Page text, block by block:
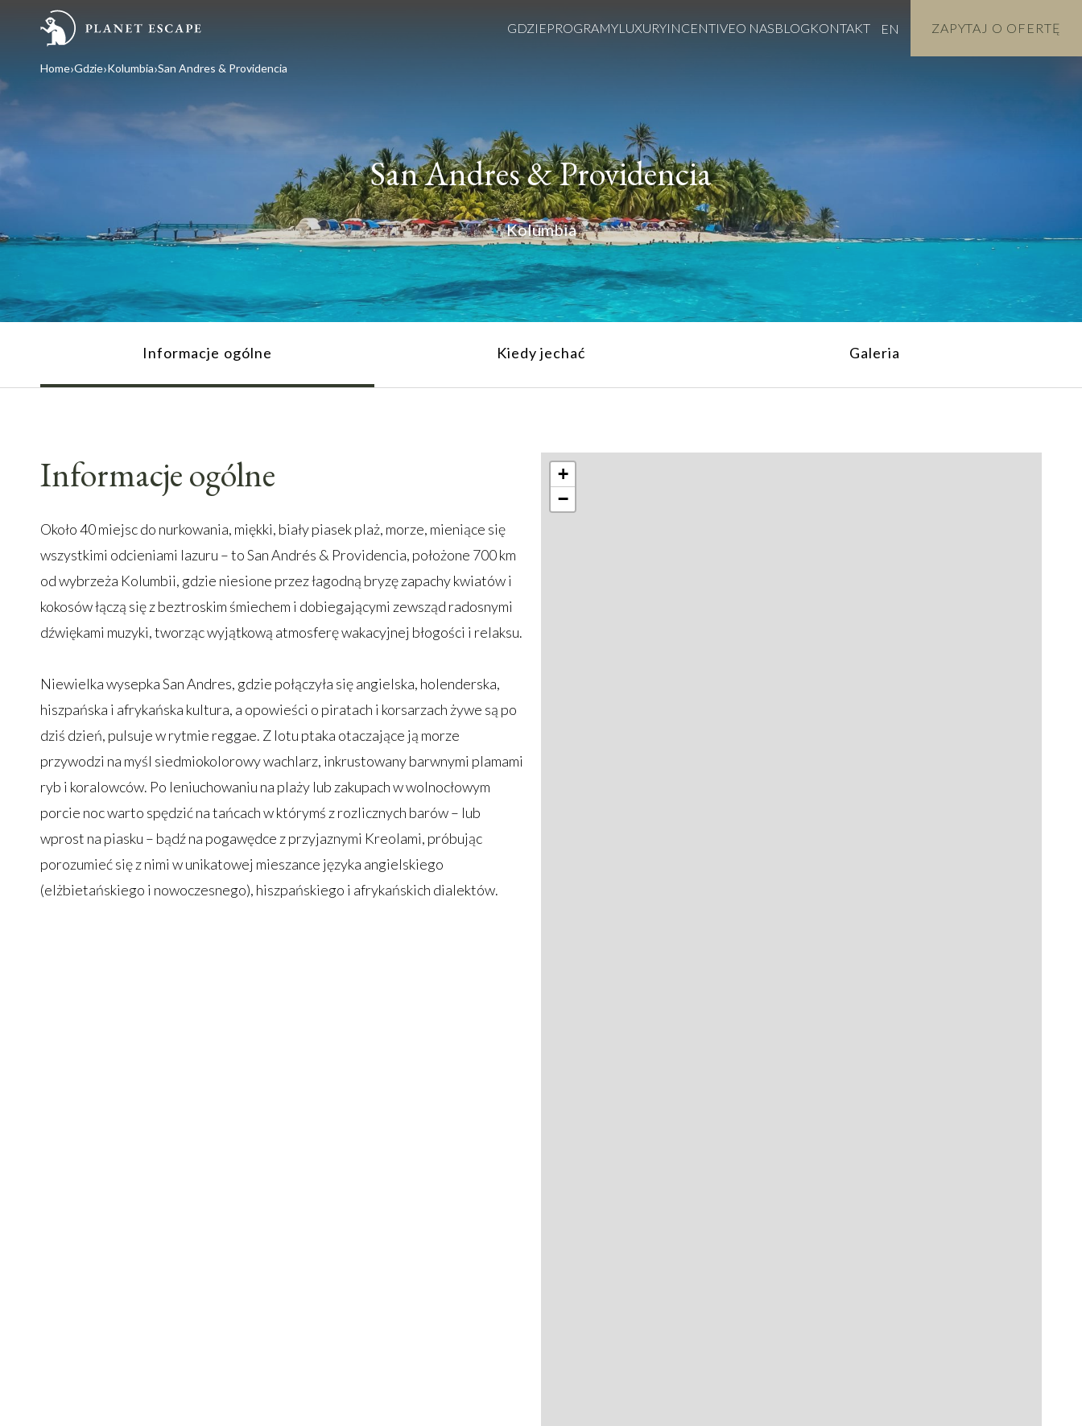
GDZIEPROGRAMYLUXURYINCENTIVEO NASBLOGKONTAKT EN ZAPYTAJ O OFERTĘ
Home Gdzie Kolumbia San Andres & Providencia
San Andres & Providencia
Kolumbia
Informacje ogólne Kiedy jechać Galeria
Informacje ogólne
Około 40 miejsc do nurkowania, miękki, biały piasek plaż, morze, mieniące się
wszystkimi odcieniami lazuru – to San Andrés & Providencia, położone 700 km
od wybrzeża Kolumbii, gdzie niesione przez łagodną bryzę zapachy kwiatów i
kokosów łączą się z beztroskim śmiechem i dobiegającymi zewsząd radosnymi
dźwiękami muzyki, tworząc wyjątkową atmosferę wakacyjnej błogości i relaksu.
Niewielka wysepka San Andres, gdzie połączyła się angielska, holenderska,
hiszpańska i afrykańska kultura, a opowieści o piratach i korsarzach żywe są po
dziś dzień, pulsuje w rytmie reggae. Z lotu ptaka otaczające ją morze
przywodzi na myśl siedmiokolorowy wachlarz, inkrustowany barwnymi plamami
ryb i koralowców. Po leniuchowaniu na plaży lub zakupach w wolnocłowym
porcie noc warto spędzić na tańcach w którymś z rozlicznych barów – lub
wprost na piasku – bądź na pogawędce z przyjaznymi Kreolami, próbując
porozumieć się z nimi w unikatowej mieszance języka angielskiego
(elżbietańskiego i nowoczesnego), hiszpańskiego i afrykańskich dialektów.
+
−